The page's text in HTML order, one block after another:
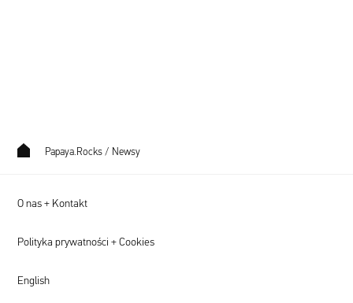
Papaya.Rocks / Newsy
O nas + Kontakt
Polityka prywatności + Cookies
English